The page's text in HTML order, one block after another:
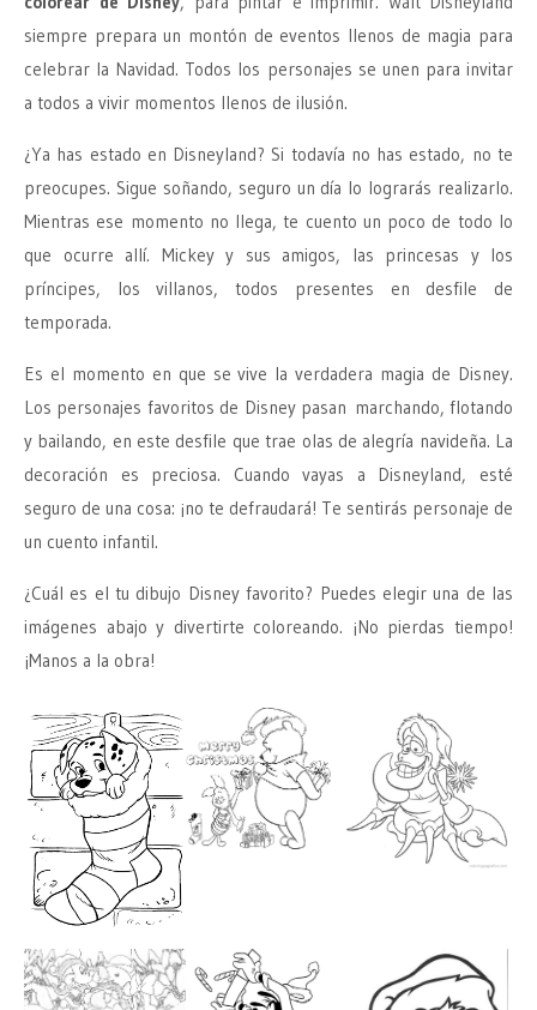
siempre prepara un montón de eventos llenos de magia para
celebrar la Navidad. Todos los personajes se unen para invitar
a todos a vivir momentos llenos de ilusión.
¿Ya has estado en Disneyland? Si todavía no has estado, no te
preocupes. Sigue soñando, seguro un día lo lograrás realizarlo.
Mientras ese momento no llega, te cuento un poco de todo lo
que ocurre allí. Mickey y sus amigos, las princesas y los
príncipes, los villanos, todos presentes en desfile de
temporada.
Es el momento en que se vive la verdadera magia de Disney.
Los personajes favoritos de Disney pasan marchando, flotando
y bailando, en este desfile que trae olas de alegría navideña. La
decoración es preciosa. Cuando vayas a Disneyland, esté
seguro de una cosa: ¡no te defraudará! Te sentirás personaje de
un cuento infantil.
¿Cuál es el tu dibujo Disney favorito? Puedes elegir una de las
imágenes abajo y divertirte coloreando. ¡No pierdas tiempo!
¡Manos a la obra!